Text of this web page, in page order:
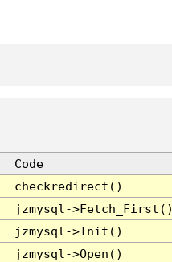
Code
checkredirect()
jzmysql-
jzmysql->Init()
jzmysql->Open()